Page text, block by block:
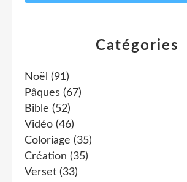
Catégories
Noël (91)
Pâques (67)
Bible (52)
Vidéo (46)
Coloriage (35)
Création (35)
Verset (33)